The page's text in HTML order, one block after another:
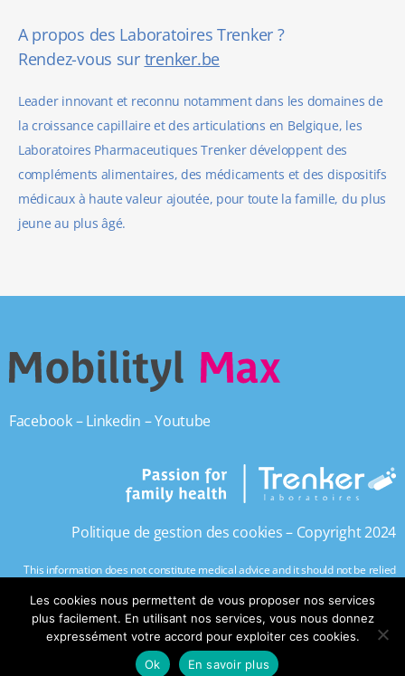
A propos des Laboratoires Trenker ?
Rendez-vous sur trenker.be
Leader innovant et reconnu notamment dans les domaines de
la croissance capillaire et des articulations en Belgique, les
Laboratoires Pharmaceutiques Trenker développent des
compléments alimentaires, des médicaments et des dispositifs
médicaux à haute valeur ajoutée, pour toute la famille, du plus
jeune au plus âgé.
Facebook–Linkedin –Youtube
Politique de gestion des cookies– Copyright 2024
This information does not constitute medical advice and it should not be relied
regime.
Les cookies nous permettent de vous proposer nos services
plus facilement. En utilisant nos services, vous nous donnez
expressément votre accord pour exploiter ces cookies.
Ok
En savoir plus